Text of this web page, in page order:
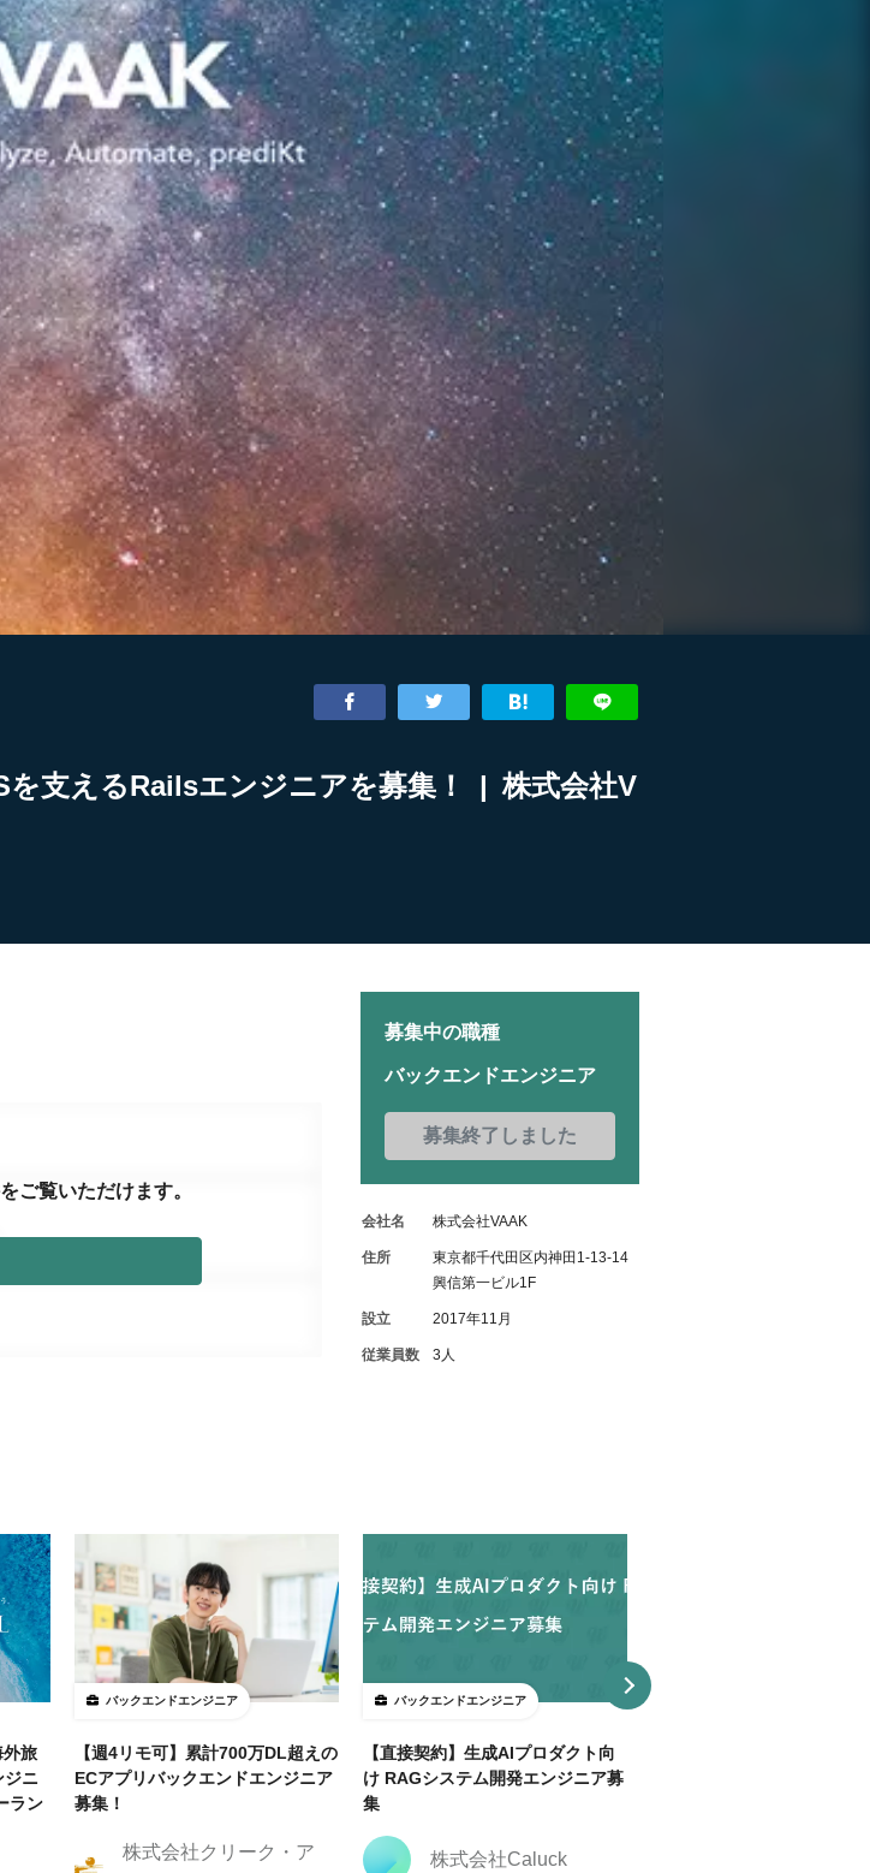
を支えるRailsエンジニアを募集！ | 株式会社V
ご覧いただけます。
募集中の職種
バックエンドエンジニア
募集終了しました
会社名 株式会社VAAK
住所
東京都千代田区内神田1-13-14
興信第一ビル1F
設立 2017年11月
従業員数 3人
外旅
ジニ
ラン
バックエンドエンジニア
【週4リモ可】累計700万DL超えの
ECアプリバックエンドエンジニア
募集！
株式会社クリーク・ア
バックエンドエンジニア
【直接契約】生成AIプロダクト向
け RAGシステム開発エンジニア募
集
株式会社Caluck